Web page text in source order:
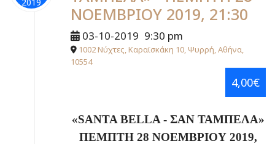
ΝΟΕΜΒΡΙΟΥ 2019, 21:30
03-10-2019 9:30 pm
1002 Νύχτες, Καραϊσκάκη 10, Ψυρρή, Αθήνα,
10554
4,00€
«SANTA BELLA - ΣΑΝ ΤΑΜΠΕΛΑ»
ΠΕΜΠΤΗ 28 ΝΟΕΜΒΡΙΟΥ 2019,